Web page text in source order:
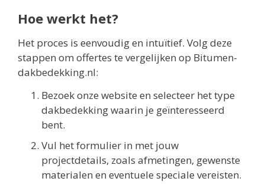
Hoe werkt het?
Het proces is eenvoudig en intuïtief. Volg deze
stappen om offertes te vergelijken op Bitumen-
dakbedekking.nl:
Bezoek onze website en selecteer het type
dakbedekking waarin je geïnteresseerd
bent.
Vul het formulier in met jouw
projectdetails, zoals afmetingen, gewenste
materialen en eventuele speciale vereisten.